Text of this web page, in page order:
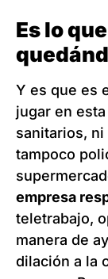
Es lo
Y es que es
jugar en
sanitarios,
tampoco
empresa
teletrabajo,
manera de
dilación a la